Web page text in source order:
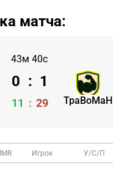
матча:
43м 40с
TpaBoMaH
0 : 1
11 : 29
Игрок У/С/П